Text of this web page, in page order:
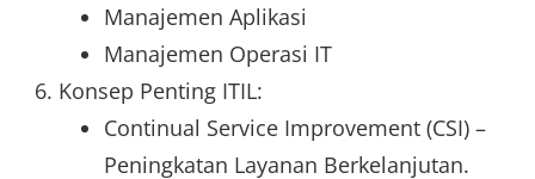
Manajemen Aplikasi
Manajemen Operasi IT
Konsep Penting ITIL:
Continual Service Improvement (CSI) –
Peningkatan Layanan Berkelanjutan.